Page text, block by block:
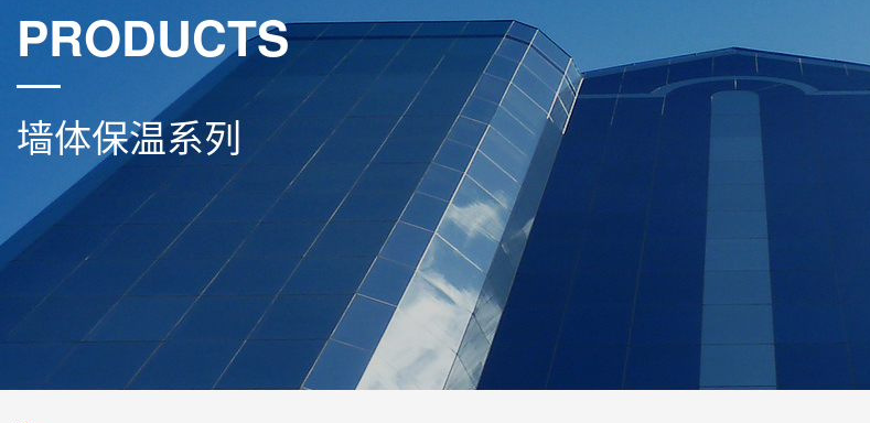
PRODUCTS
墙体保温系列